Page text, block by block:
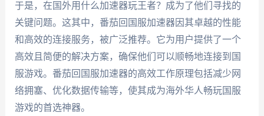
于是，在国外用什么加速器玩王者？成为了他们寻找的
关键问题。这其中，番茄回国服加速器因其卓越的性能
和高效的连接服务，被广泛推荐。它为用户提供了一个
高效且简便的解决方案，确保他们可以顺畅地连接到国
服游戏。番茄回国服加速器的高效工作原理包括减少网
络拥塞、优化数据传输等，使其成为海外华人畅玩国服
游戏的首选神器。